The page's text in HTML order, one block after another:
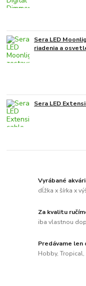
Sera LED
riadenia a
Sera LED
Vyrábané
dĺžka x šírka x
Za kvalitu
iba vlastnou
Predávame len
Hobby,